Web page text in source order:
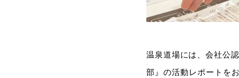
温泉道場には、会社公
部』の活動レポートを